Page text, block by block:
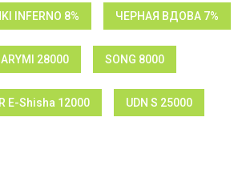
INFERNO 8% ЧЕРНАЯ ВДОВА 7%
ARYMI 28000 SONG 8000
E-Shisha 12000 UDN S 25000